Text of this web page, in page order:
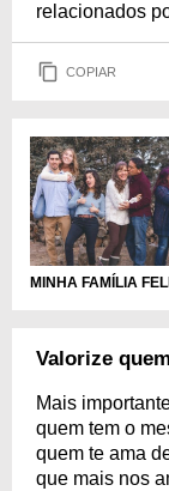
relacionados
COPIAR
MINHA FAMÍLIA
Valorize
Mais
quem tem o
quem te ama
que mais nos